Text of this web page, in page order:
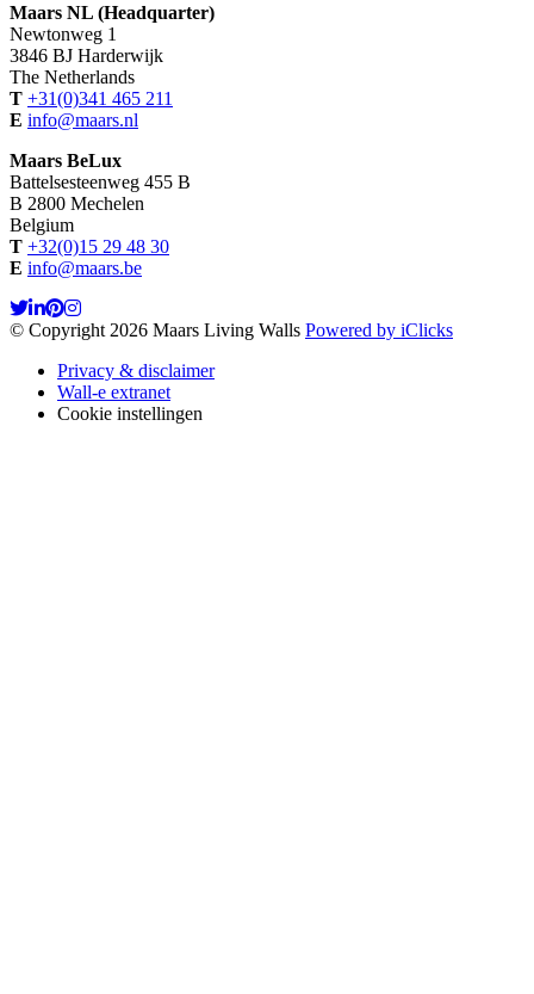
Maars NL (Headquarter)
Newtonweg 1
3846 BJ Harderwijk
The Netherlands
T +31(0)341 465 211
E info@maars.nl
Maars BeLux
Battelsesteenweg 455 B
B 2800 Mechelen
Belgium
T +32(0)15 29 48 30
E info@maars.be
© Copyright 2026 Maars Living Walls Powered by iClicks
Privacy & disclaimer
Wall-e extranet
Cookie instellingen